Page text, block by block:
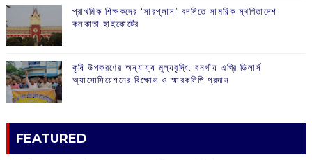
প্রাথমিক শিক্ষকদের ‘সারপ্লাস’ বদলিতে সাময়িক স্থগিতাদেশ
কলকাতা হাইকোর্টের
কৃষি উপকরণের অন্যায্য মূল্যবৃদ্ধি: বনগাঁয় এগ্রি ডিলার্স
অ্যাসোসিয়েশনের বিক্ষোভ ও স্মারকলিপি প্রদান
FEATURED